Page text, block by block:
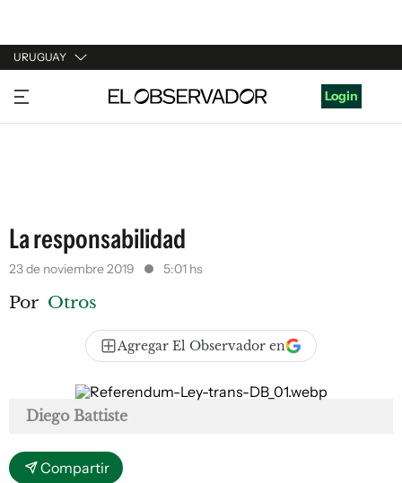
URUGUAY
URUGUAY
ARGENTINA
Login
La responsabilidad
23 de noviembre 2019 5:01 hs
Por Otros
Agregar El Observador en
Diego Battiste
Compartir